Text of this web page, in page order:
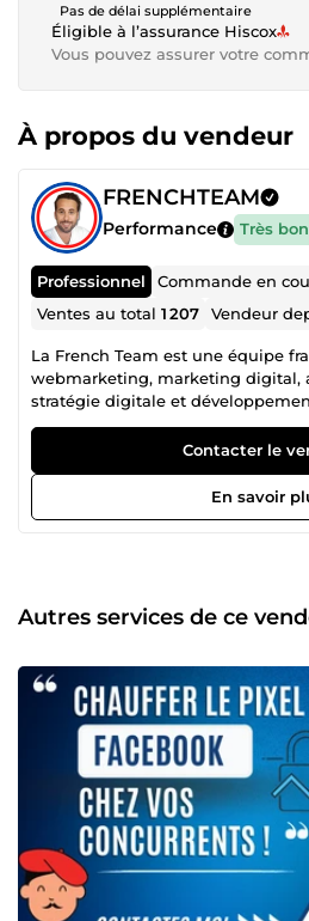
Pas de délai supplémentaire
Éligible à l’assurance Hiscox
Vous pouvez assurer votre
À propos du vendeur
FRENCHTEAM
Performance Très
Professionnel Commande en
Ventes au total1 207 Vendeur
La French Team est une équipe
webmarketing, marketing digital,
stratégie digitale et
Notre collectif regroupe plusieurs
âgés de 21 à 39 ans, chacun
publicité Facebook Ads, Instagram
Google Ads, création de site web,
copywriting, génération de leads,
approche complète, efficace et
beaucoup s’arrêtent à la théorie,
développer votre présence en
de marque et booster votre chiffre
sur ComeUp a un objectif simple
compétences habituellement
plus importantes. Depuis
dans l’ombre de nombreux
commerçants, entreprises,
dans leur croissance sur internet.
d’une génération passionnée par
l’innovation, le growth marketing
continue. Nous restons
Contacter le
En savoir
Autres services de ce